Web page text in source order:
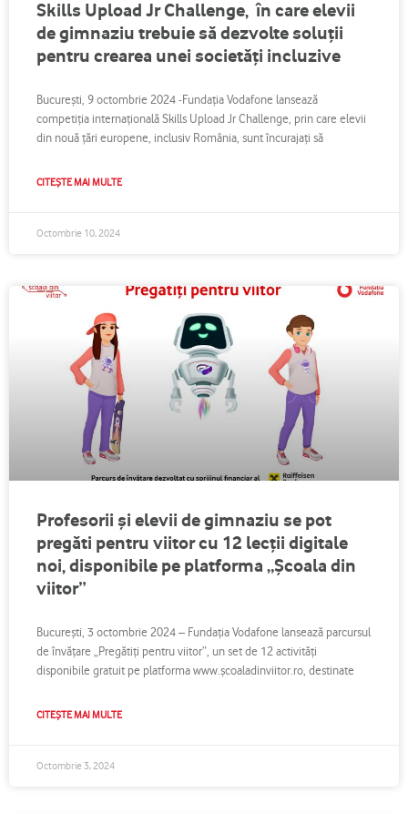
Skills Upload Jr Challenge, în care elevii
de gimnaziu trebuie să dezvolte soluții
pentru crearea unei societăți incluzive
București, 9 octombrie 2024 -Fundația Vodafone lansează
competiția internațională Skills Upload Jr Challenge, prin care elevii
din nouă țări europene, inclusiv România, sunt încurajați să
CITEȘTE MAI MULTE
Octombrie 10, 2024
Profesorii și elevii de gimnaziu se pot
pregăti pentru viitor cu 12 lecții digitale
noi, disponibile pe platforma „Școala din
viitor”
București, 3 octombrie 2024 – Fundația Vodafone lansează parcursul
de învățare „Pregătiți pentru viitor”, un set de 12 activități
disponibile gratuit pe platforma www.școaladinviitor.ro, destinate
CITEȘTE MAI MULTE
Octombrie 3, 2024